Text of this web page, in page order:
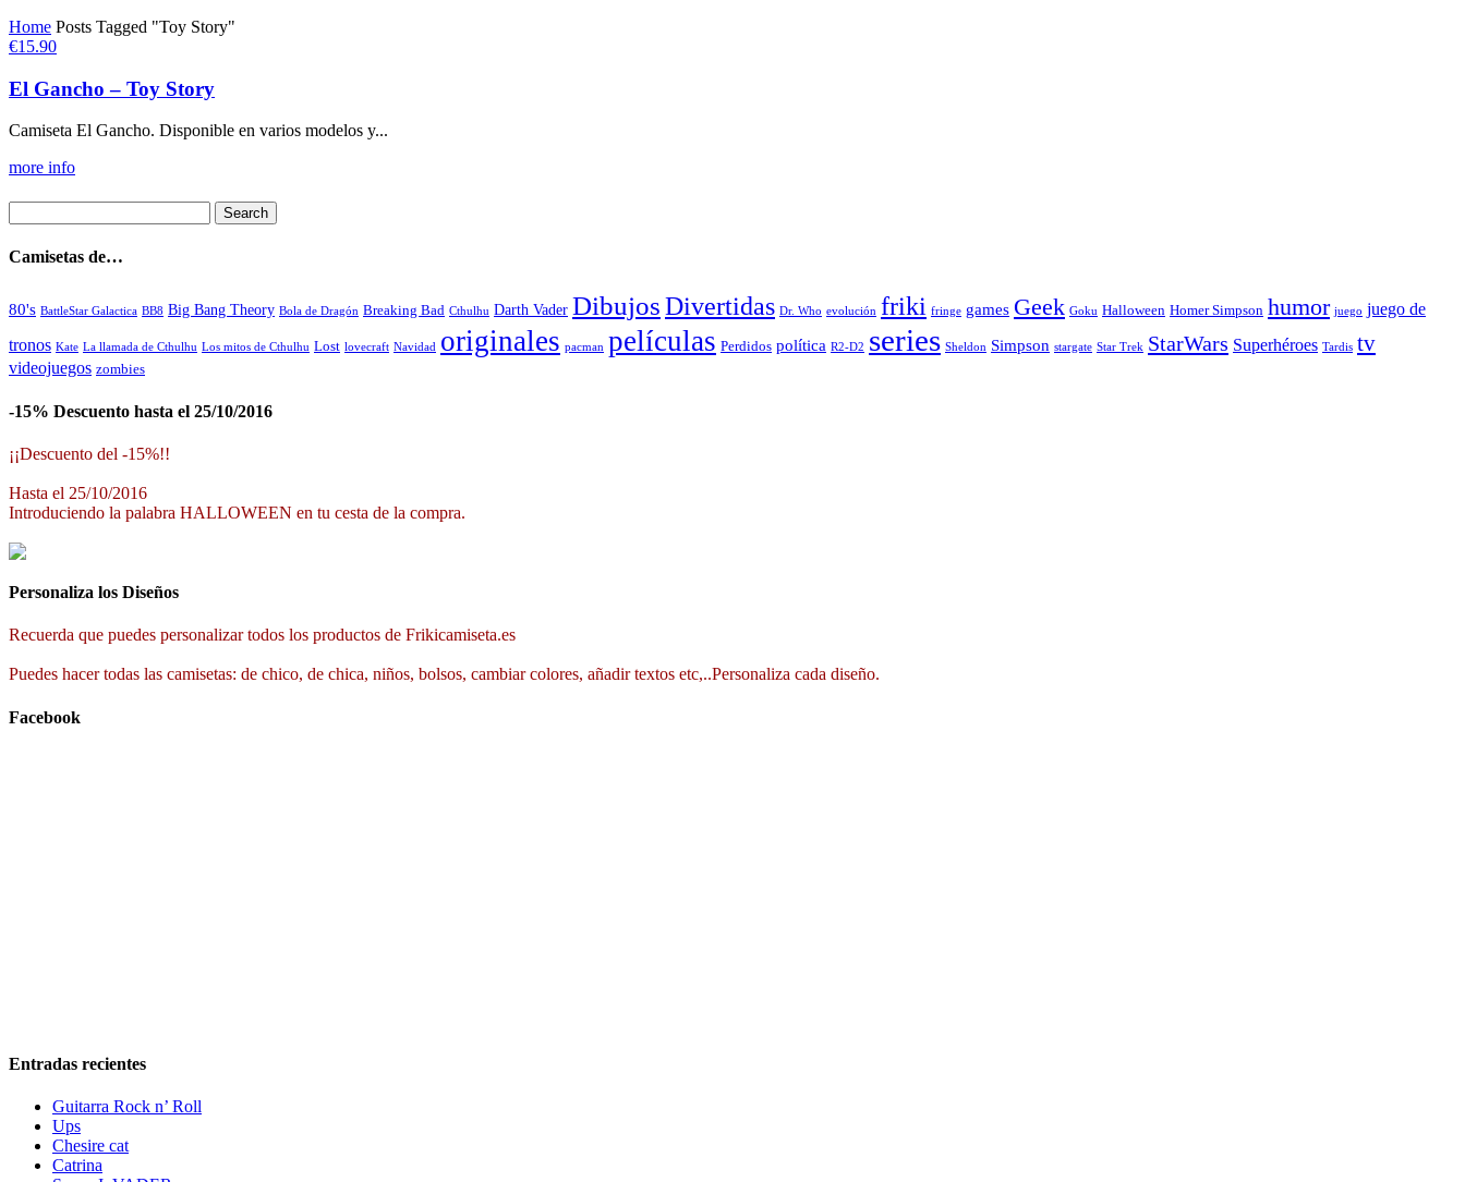
Home Posts Tagged "Toy Story"
€15.90
El Gancho – Toy Story
Camiseta El Gancho. Disponible en varios modelos y...
more info
Camisetas de…
80's BattleStar Galactica BB8 Big Bang Theory Bola de Dragón Breaking Bad Cthulhu Darth Vader DibujosDivertidas Dr. Who evolución friki fringe games Geek Goku Halloween Homer Simpson humor juego juego de
tronos Kate La llamada de Cthulhu Los mitos de Cthulhu Lost lovecraft Navidad originales pacman películas Perdidos política R2-D2 series Sheldon Simpson stargate Star Trek StarWars Superhéroes Tardis tv
videojuegos zombies
-15% Descuento hasta el 25/10/2016
¡¡Descuento del -15%!!
Hasta el 25/10/2016
Introduciendo la palabra HALLOWEEN en tu cesta de la compra.
Personaliza los Diseños
Recuerda que puedes personalizar todos los productos de Frikicamiseta.es
Puedes hacer todas las camisetas: de chico, de chica, niños, bolsos, cambiar colores, añadir textos etc,..Personaliza cada diseño.
Facebook
Entradas recientes
Guitarra Rock n’ Roll
Ups
Chesire cat
Catrina